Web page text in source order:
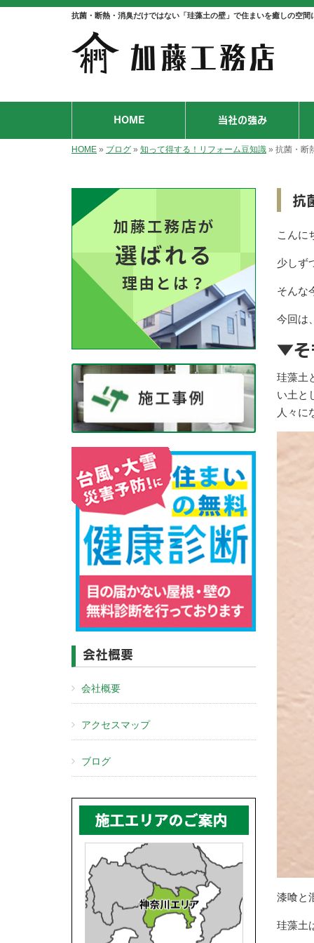
抗菌・断熱・消臭だけではない「珪藻土の壁」で住まいを癒しの空
HOME 当社の強み
HOME » ブログ » 知って得する！リフォーム豆知識 » 抗菌・断
抗
こんに
少しず
そんな
今回は
▼そ
珪藻土
い土と
人々に
漆喰と
珪藻土
会社概要
会社概要
アクセスマップ
ブログ